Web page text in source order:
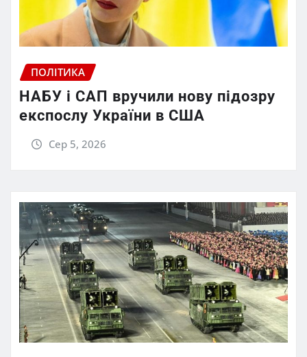
ПОЛІТИКА
НАБУ і САП вручили нову підозру
експослу України в США
Сер 5, 2026